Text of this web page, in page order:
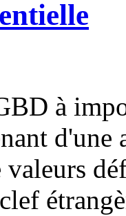
à
d'une
valeurs